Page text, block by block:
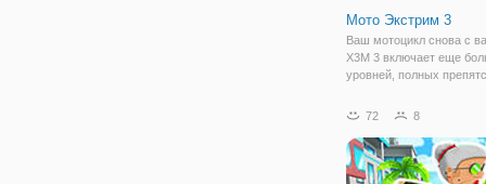
Мото Экстрим 3
Ваш мотоцикл снова с
X3M 3 включает еще
уровней, полных
экстремальным
устроить полный
игре Мото Экс3м.
72 8